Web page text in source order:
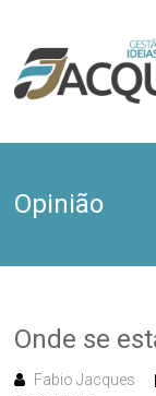
content
Através
de Ideias
Atratoras
Opinião
Onde se
Fabio Jacques